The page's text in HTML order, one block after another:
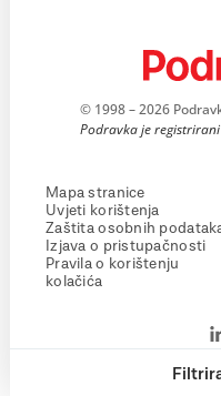
© 1998 – 2026
Podravka je registrirani
Mapa stranice
Uvjeti korištenja
Zaštita osobnih
Izjava o pristupačnosti
Pravila o korištenju
kolačića